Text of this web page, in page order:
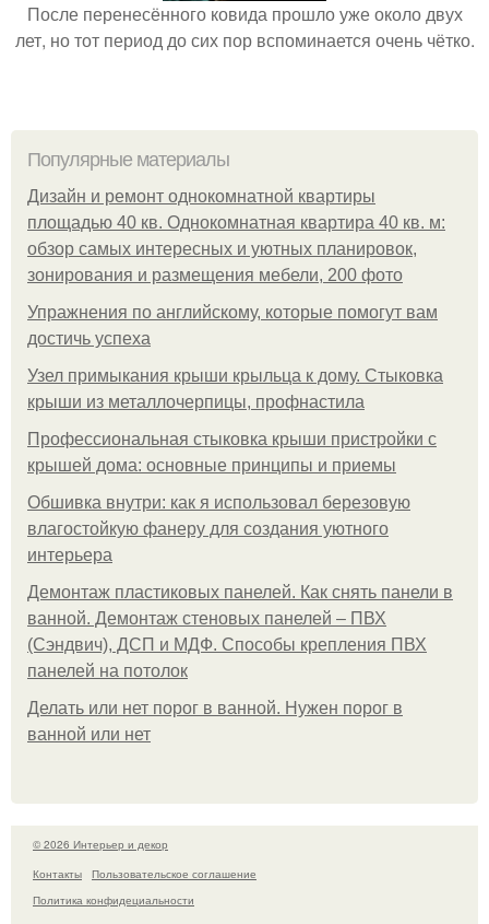
После перенесённого ковида прошло уже около двух
лет, но тот период до сих пор вспоминается очень чётко.
Популярные материалы
Дизайн и ремонт однокомнатной квартиры
площадью 40 кв. Однокомнатная квартира 40 кв. м:
обзор самых интересных и уютных планировок,
зонирования и размещения мебели, 200 фото
Упражнения по английскому, которые помогут вам
достичь успеха
Узел примыкания крыши крыльца к дому. Стыковка
крыши из металлочерпицы, профнастила
Профессиональная стыковка крыши пристройки с
крышей дома: основные принципы и приемы
Обшивка внутри: как я использовал березовую
влагостойкую фанеру для создания уютного
интерьера
Демонтаж пластиковых панелей. Как снять панели в
ванной. Демонтаж стеновых панелей – ПВХ
(Сэндвич), ДСП и МДФ. Способы крепления ПВХ
панелей на потолок
Делать или нет порог в ванной. Нужен порог в
ванной или нет
© 2026 Интерьер и декор
Контакты
Пользовательское соглашение
Политика конфидециальности